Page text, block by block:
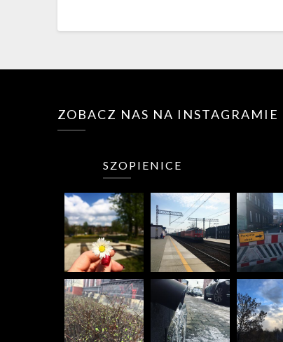
ZOBACZ NAS NA INSTAGRAMIE
SZOPIENICE